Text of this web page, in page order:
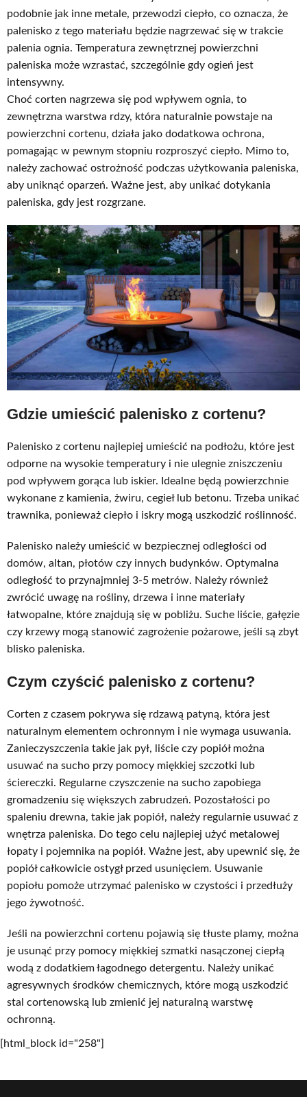
podobnie jak inne metale, przewodzi ciepło, co oznacza, że
palenisko z tego materiału będzie nagrzewać się w trakcie
palenia ognia. Temperatura zewnętrznej powierzchni
paleniska może wzrastać, szczególnie gdy ogień jest
intensywny.
Choć corten nagrzewa się pod wpływem ognia, to
zewnętrzna warstwa rdzy, która naturalnie powstaje na
powierzchni cortenu, działa jako dodatkowa ochrona,
pomagając w pewnym stopniu rozproszyć ciepło. Mimo to,
należy zachować ostrożność podczas użytkowania paleniska,
aby uniknąć oparzeń. Ważne jest, aby unikać dotykania
paleniska, gdy jest rozgrzane.
Gdzie umieścić palenisko z cortenu?
Palenisko z cortenu najlepiej umieścić na podłożu, które jest
odporne na wysokie temperatury i nie ulegnie zniszczeniu
pod wpływem gorąca lub iskier. Idealne będą powierzchnie
wykonane z kamienia, żwiru, cegieł lub betonu. Trzeba unikać
trawnika, ponieważ ciepło i iskry mogą uszkodzić roślinność.
Palenisko należy umieścić w bezpiecznej odległości od
domów, altan, płotów czy innych budynków. Optymalna
odległość to przynajmniej 3-5 metrów. Należy również
zwrócić uwagę na rośliny, drzewa i inne materiały
łatwopalne, które znajdują się w pobliżu. Suche liście, gałęzie
czy krzewy mogą stanowić zagrożenie pożarowe, jeśli są zbyt
blisko paleniska.
Czym czyścić palenisko z cortenu?
Corten z czasem pokrywa się rdzawą patyną, która jest
naturalnym elementem ochronnym i nie wymaga usuwania.
Zanieczyszczenia takie jak pył, liście czy popiół można
usuwać na sucho przy pomocy miękkiej szczotki lub
ściereczki. Regularne czyszczenie na sucho zapobiega
gromadzeniu się większych zabrudzeń. Pozostałości po
spaleniu drewna, takie jak popiół, należy regularnie usuwać z
wnętrza paleniska. Do tego celu najlepiej użyć metalowej
łopaty i pojemnika na popiół. Ważne jest, aby upewnić się, że
popiół całkowicie ostygł przed usunięciem. Usuwanie
popiołu pomoże utrzymać palenisko w czystości i przedłuży
jego żywotność.
Jeśli na powierzchni cortenu pojawią się tłuste plamy, można
je usunąć przy pomocy miękkiej szmatki nasączonej ciepłą
wodą z dodatkiem łagodnego detergentu. Należy unikać
agresywnych środków chemicznych, które mogą uszkodzić
stal cortenowską lub zmienić jej naturalną warstwę
ochronną.
[html_block id="258"]